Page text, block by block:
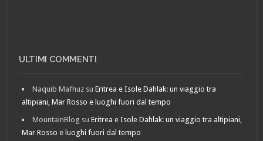
ULTIMI COMMENTI
Naquib Mafhuz suEritrea e Isole Dahlak: un viaggio tra
altipiani, Mar Rosso e luoghi fuori dal tempo
MountainBlog suEritrea e Isole Dahlak: un viaggio tra altipiani,
Mar Rosso e luoghi fuori dal tempo